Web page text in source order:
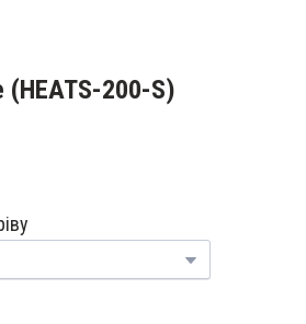
(HEATS-200-S)